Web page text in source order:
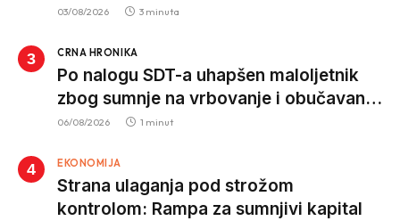
istrage ukazuju na proizvodnju van EU
03/08/2026 3 minuta
CRNA HRONIKA
Po nalogu SDT-a uhapšen maloljetnik
zbog sumnje na vrbovanje i obučavanje
za izvršenje terorističkih djela
06/08/2026 1 minut
EKONOMIJA
Strana ulaganja pod strožom
kontrolom: Rampa za sumnjivi kapital